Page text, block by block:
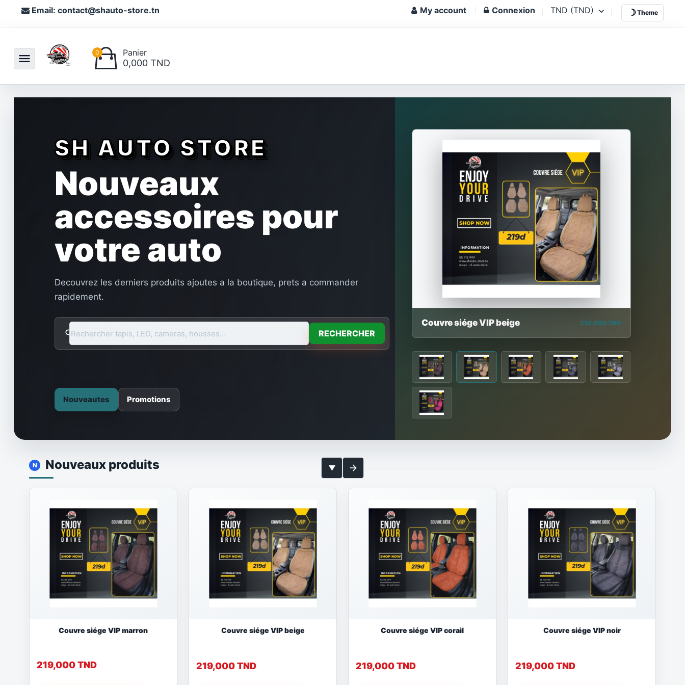
Email: contact@shauto-store.tn My account Connexion TND (TND) ☽Theme
menu Panier
0,000 TND
0
SH AUTO STORE
Nouveaux
accessoires pour
votre auto
Decouvrez les derniers produits ajoutes a la boutique, prets a commander
rapidement.
search RECHERCHER
Nouveautes Promotions
Couvre siége VIP beige 219,000 TND
Nouveaux produits ▼ arrow_forward
Couvre siége VIP marron
219,000 TND
Couvre siége VIP beige
219,000 TND
Couvre siége VIP corail
219,000 TND
Couvre siége VIP noir
219,000 TND